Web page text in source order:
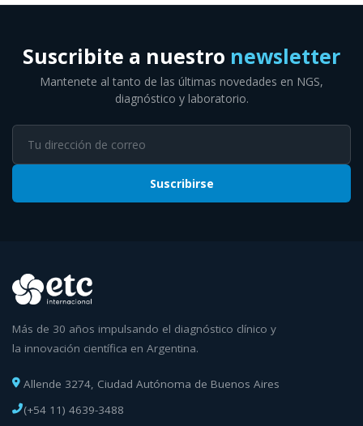
Suscribite a nuestro newsletter
Mantenete al tanto de las últimas novedades en NGS,
diagnóstico y laboratorio.
Suscribirse
Más de 30 años impulsando el diagnóstico clínico y
la innovación científica en Argentina.
Allende 3274, Ciudad Autónoma de Buenos Aires
(+54 11) 4639-3488